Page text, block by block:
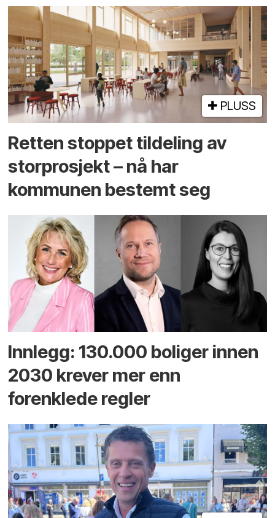
PLUSS
Retten stoppet tildeling av
storprosjekt – nå har
kommunen bestemt seg
Innlegg: 130.000 boliger innen
2030 krever mer enn
forenklede regler